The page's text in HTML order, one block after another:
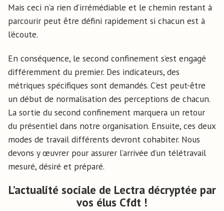
Mais ceci n’a rien d’irrémédiable et le chemin restant à
parcourir peut être défini rapidement si chacun est à
l’écoute.
En conséquence, le second confinement s’est engagé
différemment du premier. Des indicateurs, des
métriques spécifiques sont demandés. C’est peut-être
un début de normalisation des perceptions de chacun.
La sortie du second confinement marquera un retour
du présentiel dans notre organisation. Ensuite, ces deux
modes de travail différents devront cohabiter. Nous
devons y œuvrer pour assurer l’arrivée d’un télétravail
mesuré, désiré et préparé.
L’actualité sociale de Lectra décryptée par
vos élus Cfdt !